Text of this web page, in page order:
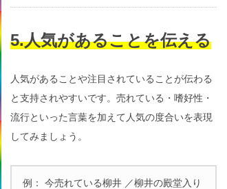
5.人気があることを伝える
人気があることや注目されていることが伝わる
と支持されやすいです。売れている・嗜好性・
流行といった言葉を加えて人気の度合いを表現
してみましょう。
例： 今売れている柳井 ／柳井の殿堂入り